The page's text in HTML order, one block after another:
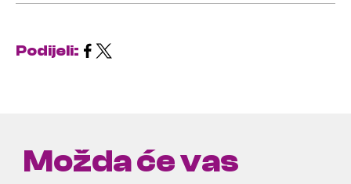
Podijeli:
Možda će vas